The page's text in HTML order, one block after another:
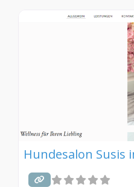
Hundesalon Susis